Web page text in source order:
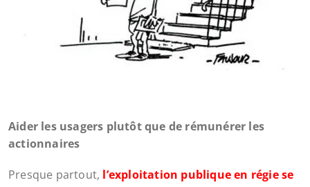
Aider les usagers plutôt que de rémunérer les
actionnaires
Presque partout, l’exploitation publique en régie se